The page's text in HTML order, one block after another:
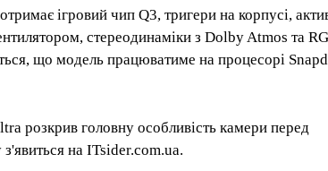
ігровий чип Q3, тригери на корпусі,
стереодинаміки з Dolby Atmos та
що модель працюватиме на процесорі
розкрив головну особливість камери перед
на ITsider.com.ua.